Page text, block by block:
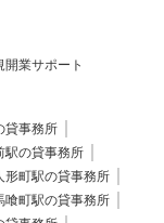
開業サポート
貸事務所
駅の貸事務所
形町駅の貸事務所
喰町駅の貸事務所